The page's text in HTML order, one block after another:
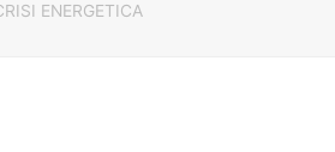
ENERGETICA